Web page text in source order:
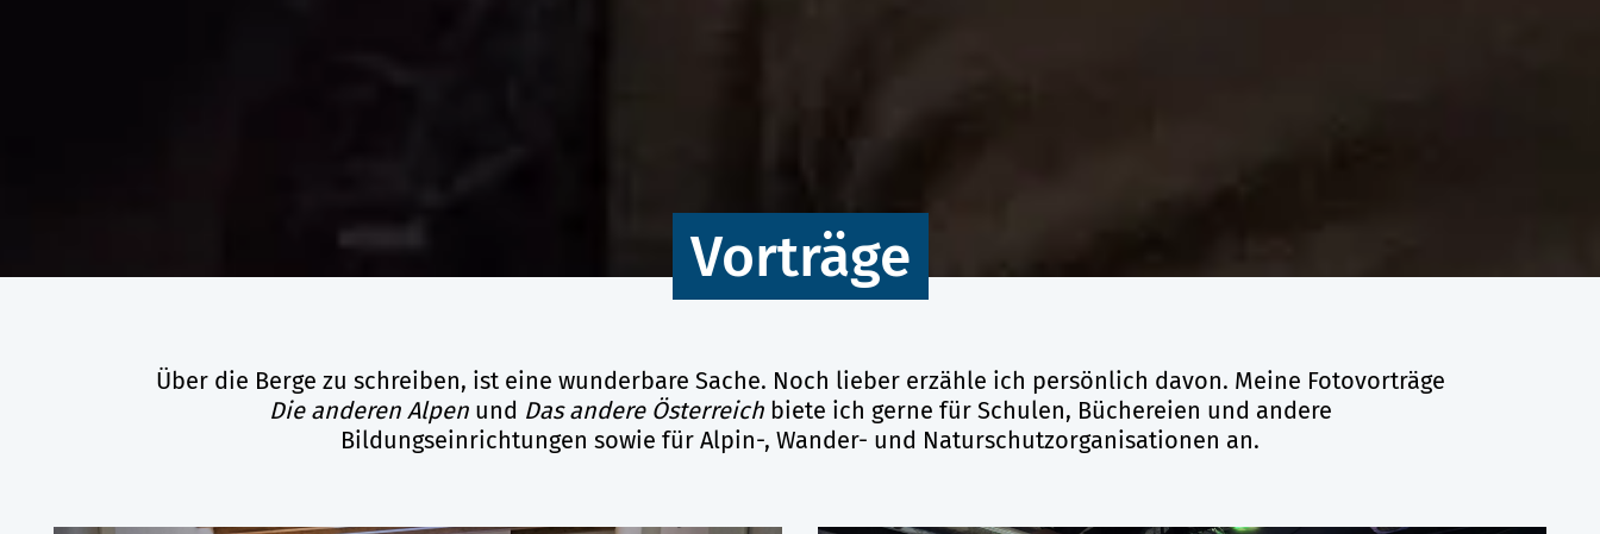
Vorträge
Über die Berge zu schreiben, ist eine wunderbare Sache. Noch lieber erzähle ich persönlich davon. Meine Fotovorträge
Die anderen Alpenund Das andere Österreichbiete ich gerne für Schulen, Büchereien und andere
Bildungseinrichtungen sowie für Alpin-, Wander- und Naturschutzorganisationen an.